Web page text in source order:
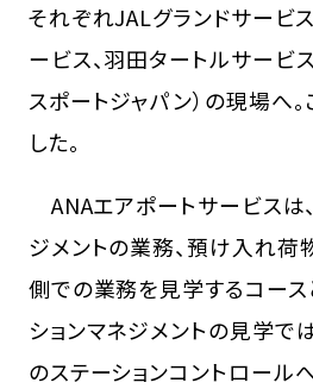
それぞれJALグランドサービ
ービス、羽田タートルサービ
スポートジャパン）の現場へ
した。
ANAエアポートサービスは
ジメントの業務、預け入れ荷
側での業務を見学するコース
ションマネジメントの見学で
のステーションコントロール